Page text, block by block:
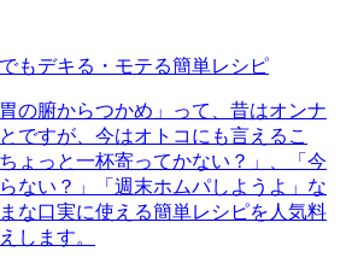
もデキる・モテる簡単レシピ
の腑からつかめ」って、昔はオンナ
ですが、今はオトコにも言えるこ
ょっと一杯寄ってかない？」、「今
ない？」「週末ホムパしようよ」な
な口実に使える簡単レシピを人気料
します。